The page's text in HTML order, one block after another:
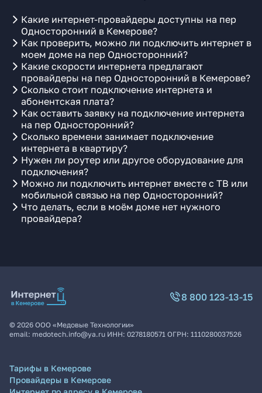
Какие интернет-провайдеры доступны на пер
Односторонний в Кемерове?
Как проверить, можно ли подключить интернет в
моем доме на пер Односторонний?
Какие скорости интернета предлагают
провайдеры на пер Односторонний в Кемерове?
Сколько стоит подключение интернета и
абонентская плата?
Как оставить заявку на подключение интернета
на пер Односторонний?
Сколько времени занимает подключение
интернета в квартиру?
Нужен ли роутер или другое оборудование для
подключения?
Можно ли подключить интернет вместе с ТВ или
мобильной связью на пер Односторонний?
Что делать, если в моём доме нет нужного
провайдера?
8 800 123-13-15
© 2026 ООО «Медовые Технологии»
email: medotech.info@ya.ru ИНН: 0278180571 ОГРН: 1110280037526
Тарифы в Кемерове
Провайдеры в Кемерове